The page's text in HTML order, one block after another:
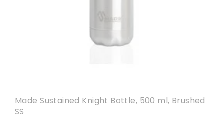
Made Sustained Knight Bottle, 500 ml, Brushed
SS